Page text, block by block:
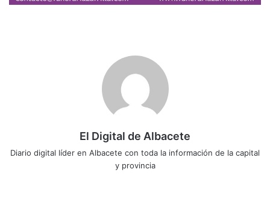
El Digital de Albacete
Diario digital líder en Albacete con toda la información de la capital
y provincia